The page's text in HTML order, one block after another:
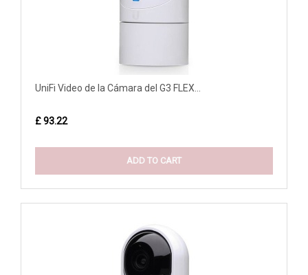
UniFi Video de la Cámara del G3 FLEX...
£ 93.22
ADD TO CART